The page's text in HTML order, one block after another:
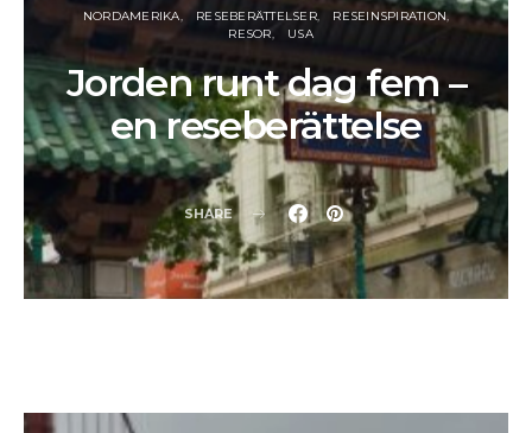
NORDAMERIKA RESEBERÄTTELSER
RESEINSPIRATION
RESOR
USA
Jorden runt dag fem –
en reseberättelse
SHARE